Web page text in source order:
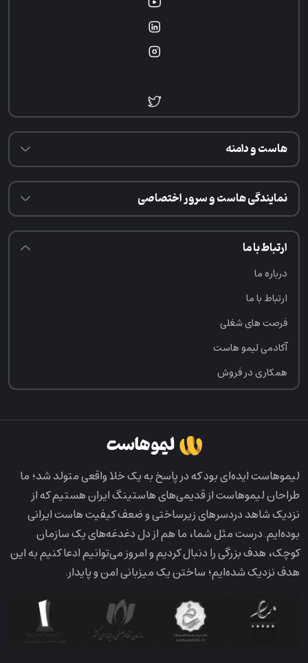
هاست و دامنه
نمایندگی هاست و سرور اختصاصی
ارتباط با ما
درباره ما
ارتباط با ما
فرصت‌ های شغلی
آکادمی لیمو هاست
همکاری در فروش
لیمو‌هاست ایده‌ای بود که در پاسخ به یک خلا واقعی متولد شد؛ ما
طراحان لیمو‌هاست از قدیمی‌های هاستینگ ایران هستیم که از
نزدیک شاهد دردسرهای زیرساختی و ضعف کیفیت هاست ایرانی
بوده‌ایم. درست مثل شما، ما هم از دل دغدغه‌های یک سازمان
کوچک، هدف بزرگی را دنبال کردیم و امروز می‌توانیم ادعا کنیم به این
هدف نزدیک شده‌ایم؛ ساختن یک میزبانی امن و پایدار.